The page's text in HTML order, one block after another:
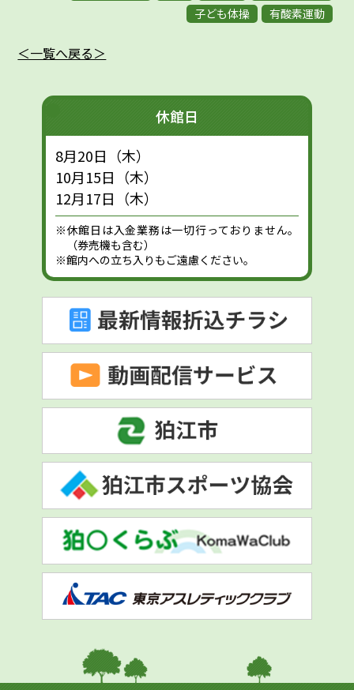
子ども体操
有酸素運動
＜一覧へ戻る＞
休館日
8月20日（木）
10月15日（木）
12月17日（木）
※休館日は入金業務は一切行っておりません。
（券売機も含む）
※館内への立ち入りもご遠慮ください。